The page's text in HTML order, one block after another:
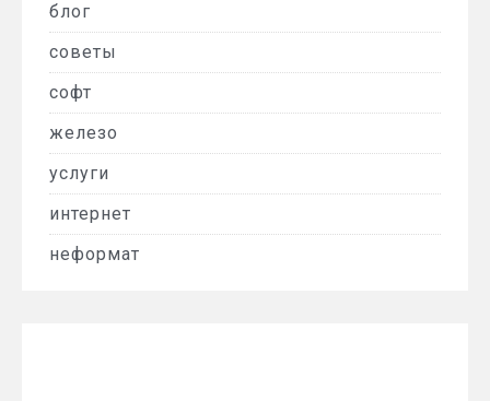
блог
советы
софт
железо
услуги
интернет
неформат